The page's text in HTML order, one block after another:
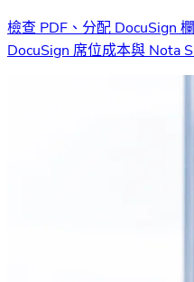
檢查 PDF、分配 DocuSign
DocuSign 席位成本與 Nota